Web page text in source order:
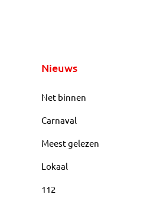
Nieuws
Net binnen
Carnaval
Meest gelezen
Lokaal
112